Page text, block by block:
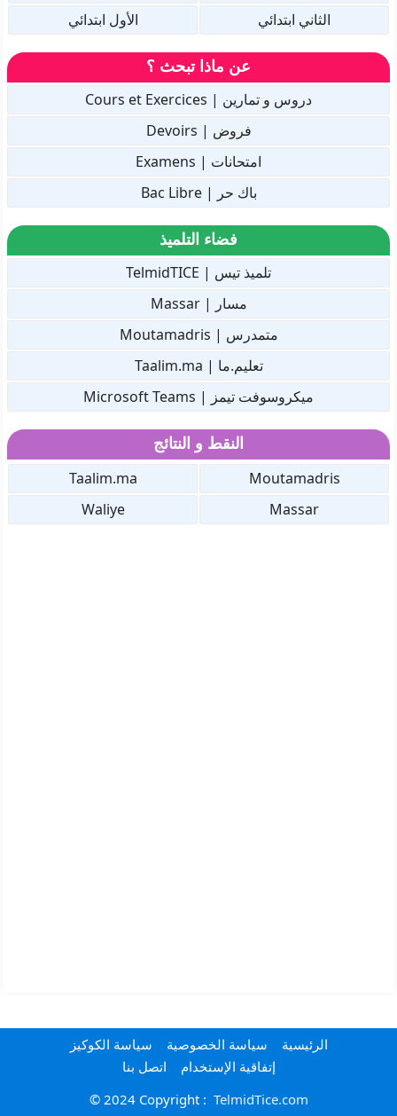
الثاني ابتدائي
الأول ابتدائي
عن ماذا تبحث ؟
دروس و تمارين | Cours et Exercices
فروض | Devoirs
امتحانات | Examens
باك حر | Bac Libre
فضاء التلميذ
تلميذ تيس | TelmidTICE
مسار | Massar
متمدرس | Moutamadris
تعليم.ما | Taalim.ma
ميكروسوفت تيمز | Microsoft Teams
النقط و النتائج
Moutamadris
Taalim.ma
Massar
Waliye
الرئيسية سياسة الخصوصية
سياسة الكوكيز
إتفاقية الإستخدام
اتصل بنا
© 2024 Copyright : TelmidTice.com